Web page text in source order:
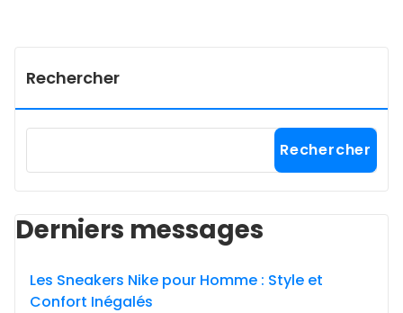
Rechercher
Rechercher
Derniers messages
Les Sneakers Nike pour Homme : Style et
Confort Inégalés